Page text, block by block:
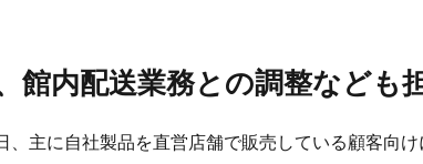
、館内配送業務との調整なども
、主に自社製品を直営店舗で販売している顧客向